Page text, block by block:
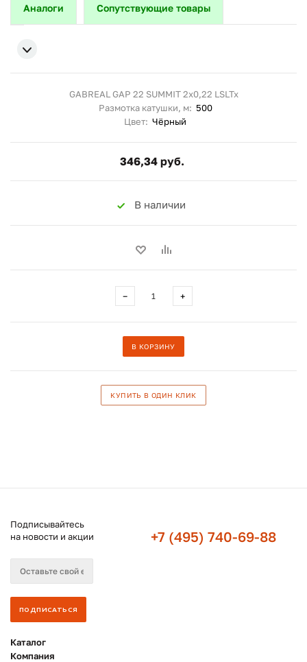
Аналоги Сопутствующие товары
GABREAL GAP 22 SUMMIT 2x0,22 LSLTx
Размотка катушки, м: 500
Цвет: Чёрный
346,34 руб.
В наличии
− +
В КОРЗИНУ
КУПИТЬ В ОДИН КЛИК
Подписывайтесь
на новости и акции
+7 (495) 740-69-88
Каталог
Компания